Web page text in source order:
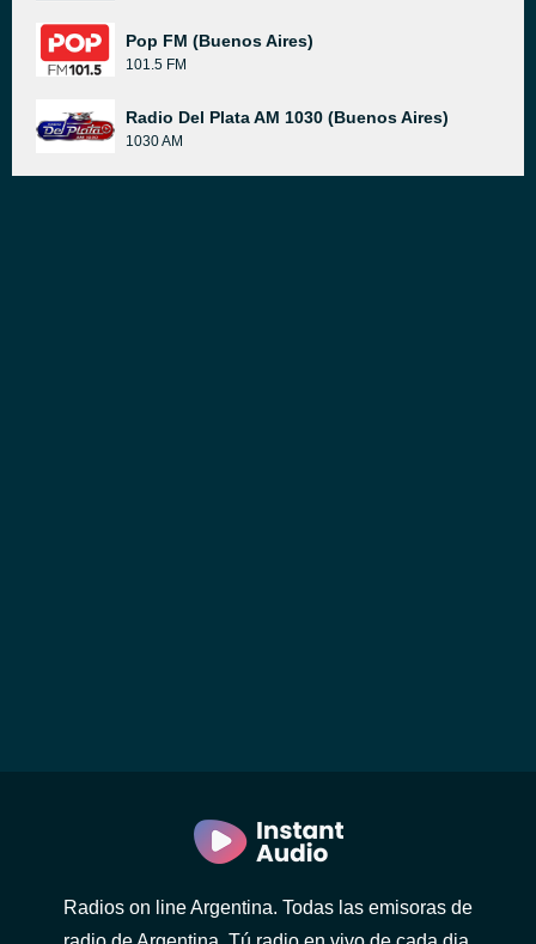
Pop FM (Buenos Aires)
101.5 FM
Radio Del Plata AM 1030 (Buenos Aires)
1030 AM
Radios on line Argentina. Todas las emisoras de